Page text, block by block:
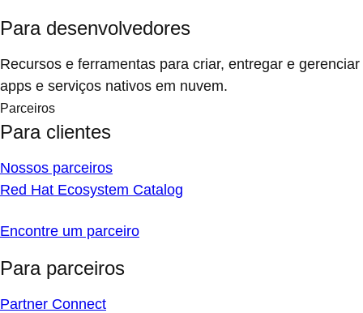
Para desenvolvedores
Recursos e ferramentas para criar, entregar e gerenciar
apps e serviços nativos em nuvem.
Parceiros
Para clientes
Nossos parceiros
Red Hat Ecosystem Catalog
Encontre um parceiro
Para parceiros
Partner Connect